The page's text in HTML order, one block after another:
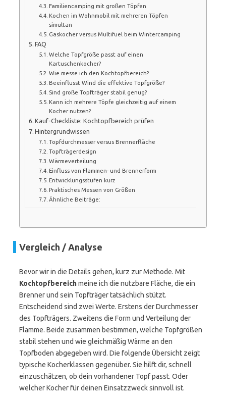
Familiencamping mit großen Töpfen
Kochen im Wohnmobil mit mehreren Töpfen
simultan
Gaskocher versus Multifuel beim Wintercamping
FAQ
Welche Topfgröße passt auf einen
Kartuschenkocher?
Wie messe ich den Kochtopfbereich?
Beeinflusst Wind die effektive Topfgröße?
Sind große Topfträger stabil genug?
Kann ich mehrere Töpfe gleichzeitig auf einem
Kocher nutzen?
Kauf-Checkliste: Kochtopfbereich prüfen
Hintergrundwissen
Topfdurchmesser versus Brennerfläche
Topfträgerdesign
Wärmeverteilung
Einfluss von Flammen- und Brennerform
Entwicklungsstufen kurz
Praktisches Messen von Größen
Ähnliche Beiträge:
Vergleich / Analyse
Bevor wir in die Details gehen, kurz zur Methode. Mit
Kochtopfbereichmeine ich die nutzbare Fläche, die ein
Brenner und sein Topfträger tatsächlich stützt.
Entscheidend sind zwei Werte. Erstens der Durchmesser
des Topfträgers. Zweitens die Form und Verteilung der
Flamme. Beide zusammen bestimmen, welche Topfgrößen
stabil stehen und wie gleichmäßig Wärme an den
Topfboden abgegeben wird. Die folgende Übersicht zeigt
typische Kocherklassen gegenüber. Sie hilft dir, schnell
einzuschätzen, ob dein vorhandener Topf passt. Oder
welcher Kocher für deinen Einsatzzweck sinnvoll ist.